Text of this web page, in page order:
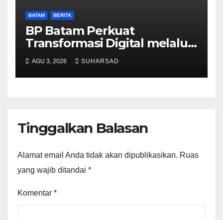
BATAM BERITA
BP Batam Perkuat
Transformasi Digital melalui
Pengembangan Super Apps
AGU 3, 2026 SUHARSAD
Tinggalkan Balasan
Alamat email Anda tidak akan dipublikasikan. Ruas
yang wajib ditandai *
Komentar *